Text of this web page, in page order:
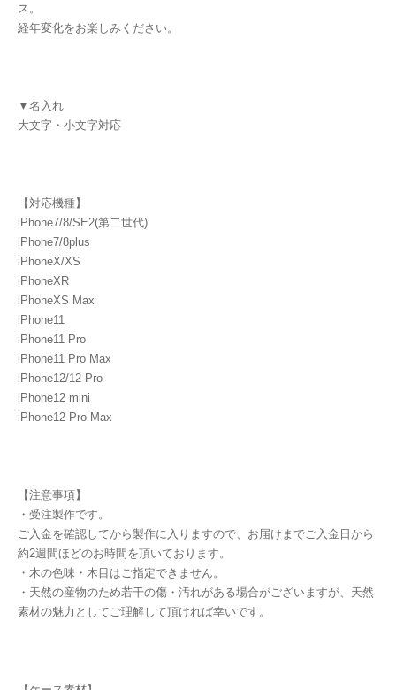
ス。
経年変化をお楽しみください。
▼名入れ
大文字・小文字対応
【対応機種】
iPhone7/8/SE2(第二世代)
iPhone7/8plus
iPhoneX/XS
iPhoneXR
iPhoneXS Max
iPhone11
iPhone11 Pro
iPhone11 Pro Max
iPhone12/12 Pro
iPhone12 mini
iPhone12 Pro Max
【注意事項】
・受注製作です。
ご入金を確認してから製作に入りますので、お届けまでご入金日から
約2週間ほどのお時間を頂いております。
・木の色味・木目はご指定できません。
・天然の産物のため若干の傷・汚れがある場合がございますが、天然
素材の魅力としてご理解して頂ければ幸いです。